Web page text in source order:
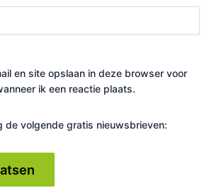
en site opslaan in deze browser voor
ik een reactie plaats.
de volgende gratis nieuwsbrieven: